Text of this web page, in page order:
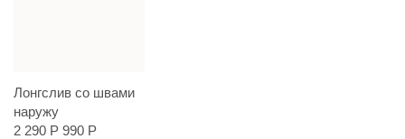
Лонгслив со швами
наружу
2 290 Р 990 Р